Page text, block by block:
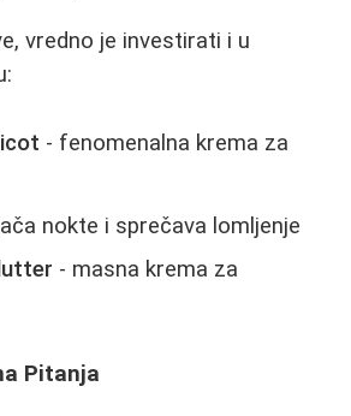
vredno je investirati i u
- fenomenalna krema za
nokte i sprečava lomljenje
- masna krema za
Pitanja